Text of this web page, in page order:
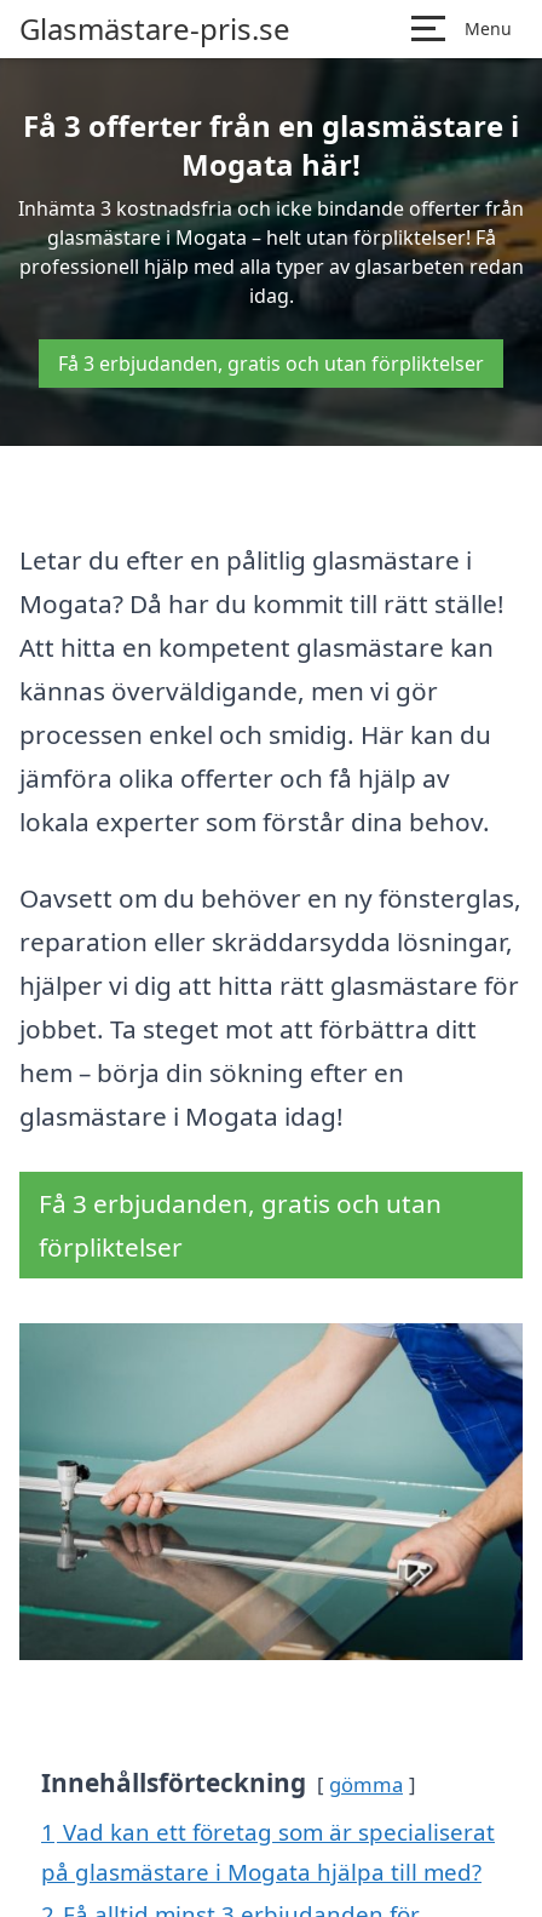
Glasmästare-pris.se Menu
Få 3 offerter från en glasmästare i
Mogata här!
Inhämta 3 kostnadsfria och icke bindande offerter från
glasmästare i Mogata – helt utan förpliktelser! Få
professionell hjälp med alla typer av glasarbeten redan
idag.
Få 3 erbjudanden, gratis och utan förpliktelser
Letar du efter en pålitlig glasmästare i
Mogata? Då har du kommit till rätt ställe!
Att hitta en kompetent glasmästare kan
kännas överväldigande, men vi gör
processen enkel och smidig. Här kan du
jämföra olika offerter och få hjälp av
lokala experter som förstår dina behov.
Oavsett om du behöver en ny fönsterglas,
reparation eller skräddarsydda lösningar,
hjälper vi dig att hitta rätt glasmästare för
jobbet. Ta steget mot att förbättra ditt
hem – börja din sökning efter en
glasmästare i Mogata idag!
Få 3 erbjudanden, gratis och utan
förpliktelser
Innehållsförteckning gömma
1 Vad kan ett företag som är specialiserat
på glasmästare i Mogata hjälpa till med?